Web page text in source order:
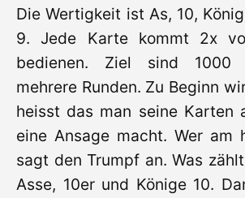
Die Wertigkeit ist As, 10,
9. Jede Karte kommt 2x
bedienen. Ziel sind 1000
mehrere Runden. Zu Beginn
heisst das man seine Karten
eine Ansage macht. Wer am
sagt den Trumpf an. Was
Asse, 10er und Könige 10.